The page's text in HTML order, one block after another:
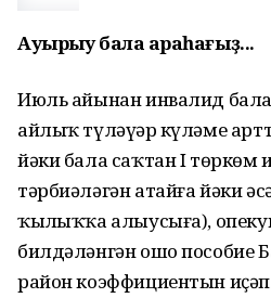
Ауырыу бала ҡараһағыҙ...
Июль айынан инвалид
айлыҡ түләүҙәр күләме
йәки бала саҡтан I төркөм
тәрбиәләгән атайға йәки
ҡыҙлыҡҡа алыусыға),
билдәләнгән ошо пособие
район коэффициентын